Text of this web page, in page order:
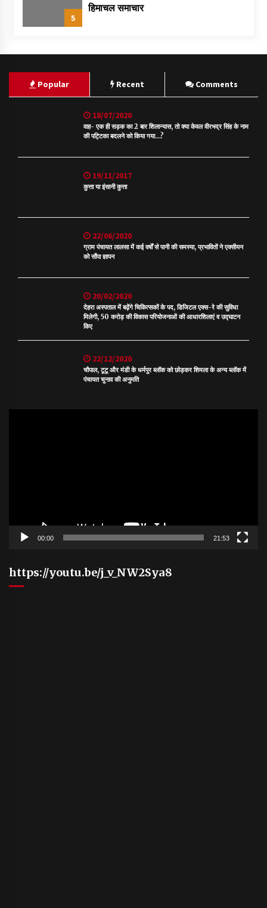
5
हिमाचल समाचार
Popular Recent Comments
18/07/2020
वाह- एक ही सड़क का 2 बार शिलान्यास, तो क्या केवल वीरभद्र सिंह के नाम
की पट्टिका बदलने को किया गया…?
19/11/2017
कुत्ता या इंसानी कुत्ता
22/06/2020
ग्राम पंचायत लालसा में कई वर्षों से पानी की समस्या, प्रभावितों ने एक्सीयन
को सौंपा ज्ञापन
20/02/2020
देहरा अस्पताल में बढ़ेंगे चिकित्सकों के पद, डिजिटल एक्स-रे की सुविधा
मिलेगी, 50 करोड़ की विकास परियोजनाओं की आधारशिलाएं व उद्घाटन
किए
22/12/2020
चौपाल, टूटू और मंडी के धर्मपुर ब्लॉक को छोड़कर शिमला के अन्य ब्लॉक में
पंचायत चुनाव की अनुमति
00:00 21:53
https://youtu.be/j_v_NW2Sya8